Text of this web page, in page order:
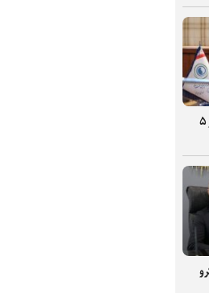
کاهشی سرمایه گذاری در ۵